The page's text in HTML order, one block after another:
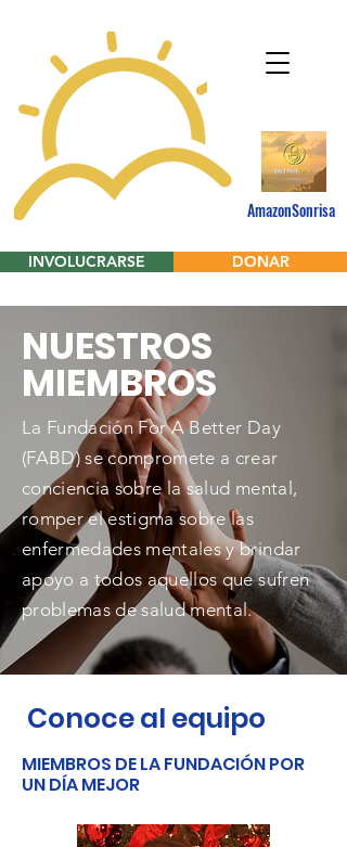
AmazonSonrisa
INVOLUCRARSE DONAR
NUESTROS
MIEMBROS
La Fundación For A Better Day
(FABD) se compromete a crear
conciencia sobre la salud mental,
romper el estigma sobre las
enfermedades mentales y brindar
apoyo a todos aquellos que sufren
problemas de salud mental.
Conoce al equipo
MIEMBROS DE LA FUNDACIÓN POR
UN DÍA MEJOR